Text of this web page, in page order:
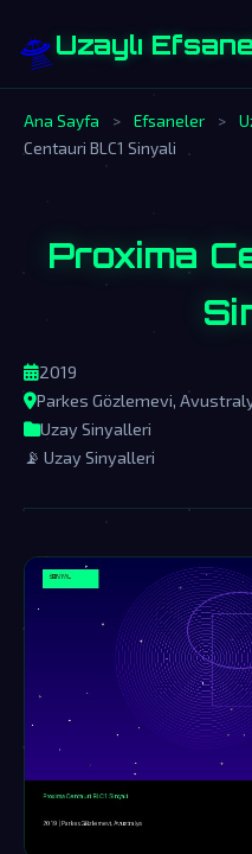
🛸Uzaylı
Ana Sayfa > Efsaneler >
Centauri BLC1 Sinyali
Proxima
2019
Parkes Gözlemevi,
Uzay Sinyalleri
📡 Uzay Sinyalleri